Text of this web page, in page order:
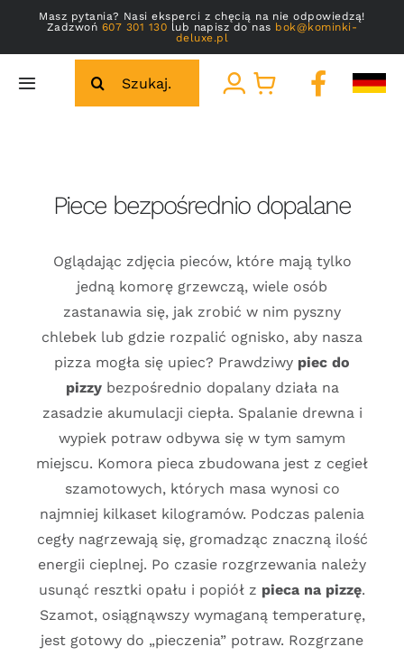
Przejdź
zawartości
Masz pytania? Nasi eksperci z chęcią na nie odpowiedzą!
Zadzwoń 607 301 130 lub napisz do nas bok@kominki-
deluxe.pl
Toggle
Galeria
Kontakt
Piece bezpośrednio dopalane
Oglądając zdjęcia pieców, które mają tylko
jedną komorę grzewczą, wiele osób
zastanawia się, jak zrobić w nim pyszny
chlebek lub gdzie rozpalić ognisko, aby nasza
pizza mogła się upiec? Prawdziwy piec do
pizzybezpośrednio dopalany działa na
zasadzie akumulacji ciepła. Spalanie drewna i
wypiek potraw odbywa się w tym samym
miejscu. Komora pieca zbudowana jest z cegieł
szamotowych, których masa wynosi co
najmniej kilkaset kilogramów. Podczas palenia
cegły nagrzewają się, gromadząc znaczną ilość
energii cieplnej. Po czasie rozgrzewania należy
usunąć resztki opału i popiół z pieca na pizzę.
Szamot, osiągnąwszy wymaganą temperaturę,
jest gotowy do „pieczenia” potraw. Rozgrzane